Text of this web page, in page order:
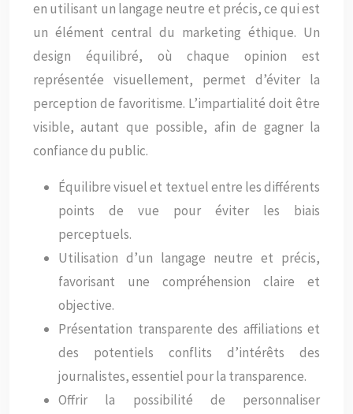
en utilisant un langage neutre et précis, ce qui est
un élément central du marketing éthique. Un
design équilibré, où chaque opinion est
représentée visuellement, permet d’éviter la
perception de favoritisme. L’impartialité doit être
visible, autant que possible, afin de gagner la
confiance du public.
Équilibre visuel et textuel entre les différents
points de vue pour éviter les biais
perceptuels.
Utilisation d’un langage neutre et précis,
favorisant une compréhension claire et
objective.
Présentation transparente des affiliations et
des potentiels conflits d’intérêts des
journalistes, essentiel pour la transparence.
Offrir la possibilité de personnaliser